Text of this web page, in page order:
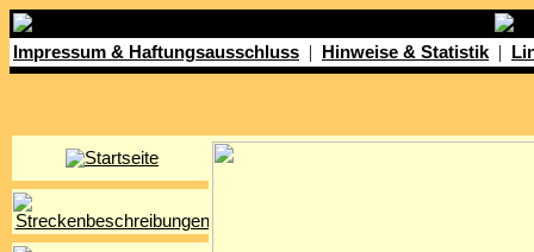
Impressum & Haftungsausschluss | Hinweise & Statistik |